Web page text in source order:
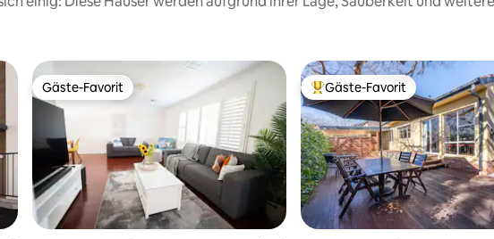
Gäste-Favorit
Gäste-Favorit Beliebter Gäste-Favorit.
Gäste-Favorit